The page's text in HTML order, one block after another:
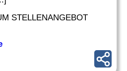
STELLENANGEBOT